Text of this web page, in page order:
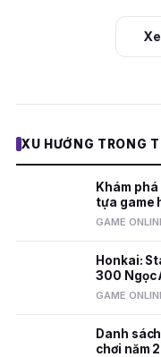
XU HƯỚNG TRONG
Khám
tựa game
GAME
Honkai:
300 Ngọc
dẫn
GAME
Danh
chơi năm